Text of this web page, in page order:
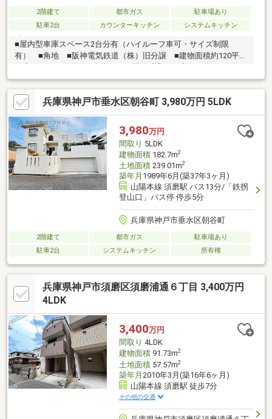
2階建て 都市ガス
駐車場あり
駐車2台
カウンターキッチン システムキッチン
■屋内型車庫スペース2台分有（ハイルーフ車可・サイズ制限
有） ■角地 ■阪神電気鉄道（株）旧分譲 ■建物面積約120平米
めるお庭付
兵庫県神戸市垂水区朝谷町 3,980万円 5LDK
3,980万円
間取り 5LDK
建物面積182.7m2
土地面積239.01m2
築年月 1989年6月(築37年3ヶ月)
山陽本線 須磨駅 バス13分/「鉄拐
登山口」バス停 停歩5分
兵庫県神戸市垂水区朝谷町
2階建て 都市ガス
駐車場あり
駐車2台
システムキッチン 所有権
兵庫県神戸市須磨区須磨浦通６丁目 3,400万円
4LDK
3,400万円
間取り 4LDK
建物面積91.73m2
土地面積57.57m2
築年月 2010年3月(築16年6ヶ月)
山陽本線 須磨駅 徒歩7分
その他の交通